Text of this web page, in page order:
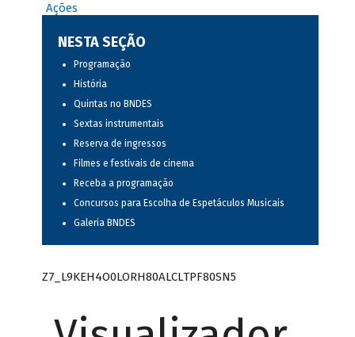
Ações
NESTA SEÇÃO
Programação
História
Quintas no BNDES
Sextas instrumentais
Reserva de ingressos
Filmes e festivais de cinema
Receba a programação
Concursos para Escolha de Espetáculos Musicais
Galeria BNDES
Z7_L9KEH4O0LORH80ALCLTPF80SN5